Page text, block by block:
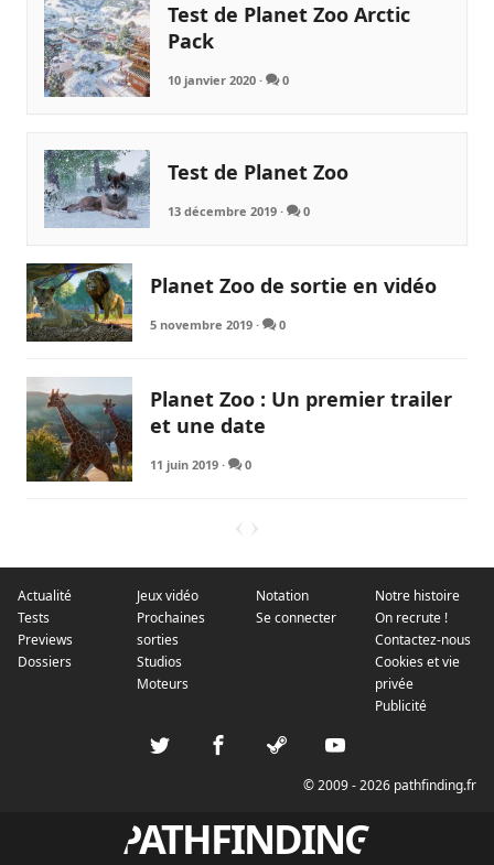
Test de Planet Zoo Arctic
Pack
10 janvier 2020 · 0
Test de Planet Zoo
13 décembre 2019 · 0
Planet Zoo de sortie en vidéo
5 novembre 2019 · 0
Planet Zoo : Un premier trailer
et une date
11 juin 2019 · 0
Actualité
Tests
Previews
Dossiers
Jeux vidéo
Prochaines
sorties
Studios
Moteurs
Notation
Se connecter
Notre histoire
On recrute !
Contactez-nous
Cookies et vie
privée
Publicité
© 2009 - 2026 pathfinding.fr
PATHFINDING